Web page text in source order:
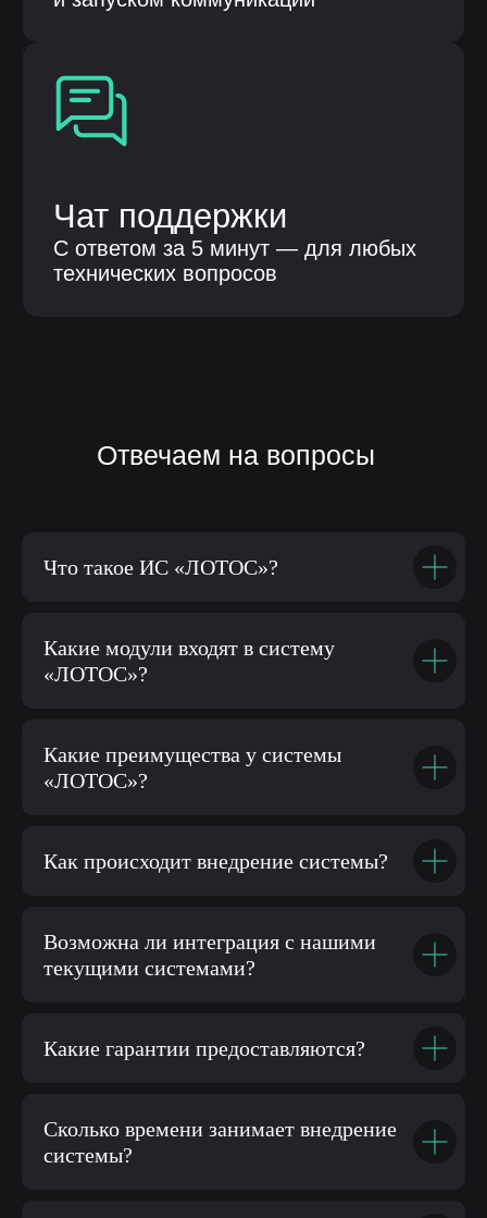
Что такое ИС «ЛОТОС»?
Какие модули входят в систему
«ЛОТОС»?
Какие преимущества у системы
«ЛОТОС»?
Как происходит внедрение системы?
Возможна ли интеграция с нашими
текущими системами?
Какие гарантии предоставляются?
Сколько времени занимает внедрение
системы?
Терентьева Оксана Александровна
8 987 110 00 58
nelumbo-it@mail.ru
Политика конфиденциальности